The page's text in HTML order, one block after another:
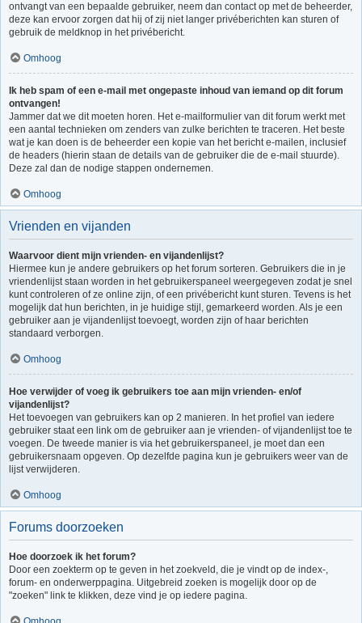
ontvangt van een bepaalde gebruiker, neem dan contact op met de beheerder,
deze kan ervoor zorgen dat hij of zij niet langer privéberichten kan sturen of
gebruik de meldknop in het privébericht.
Omhoog
Ik heb spam of een e-mail met ongepaste inhoud van iemand op dit forum
ontvangen!
Jammer dat we dit moeten horen. Het e-mailformulier van dit forum werkt met
een aantal technieken om zenders van zulke berichten te traceren. Het beste
wat je kan doen is de beheerder een kopie van het bericht e-mailen, inclusief
de headers (hierin staan de details van de gebruiker die de e-mail stuurde).
Deze zal dan de nodige stappen ondernemen.
Omhoog
Vrienden en vijanden
Waarvoor dient mijn vrienden- en vijandenlijst?
Hiermee kun je andere gebruikers op het forum sorteren. Gebruikers die in je
vriendenlijst staan worden in het gebruikerspaneel weergegeven zodat je snel
kunt controleren of ze online zijn, of een privébericht kunt sturen. Tevens is het
mogelijk dat hun berichten, in je huidige stijl, gemarkeerd worden. Als je een
gebruiker aan je vijandenlijst toevoegt, worden zijn of haar berichten
standaard verborgen.
Omhoog
Hoe verwijder of voeg ik gebruikers toe aan mijn vrienden- en/of
vijandenlijst?
Het toevoegen van gebruikers kan op 2 manieren. In het profiel van iedere
gebruiker staat een link om de gebruiker aan je vrienden- of vijandenlijst toe te
voegen. De tweede manier is via het gebruikerspaneel, je moet dan een
gebruikersnaam opgeven. Op dezelfde pagina kun je gebruikers weer van de
lijst verwijderen.
Omhoog
Forums doorzoeken
Hoe doorzoek ik het forum?
Door een zoekterm op te geven in het zoekveld, die je vindt op de index-,
forum- en onderwerppagina. Uitgebreid zoeken is mogelijk door op de
"zoeken" link te klikken, deze vind je op iedere pagina.